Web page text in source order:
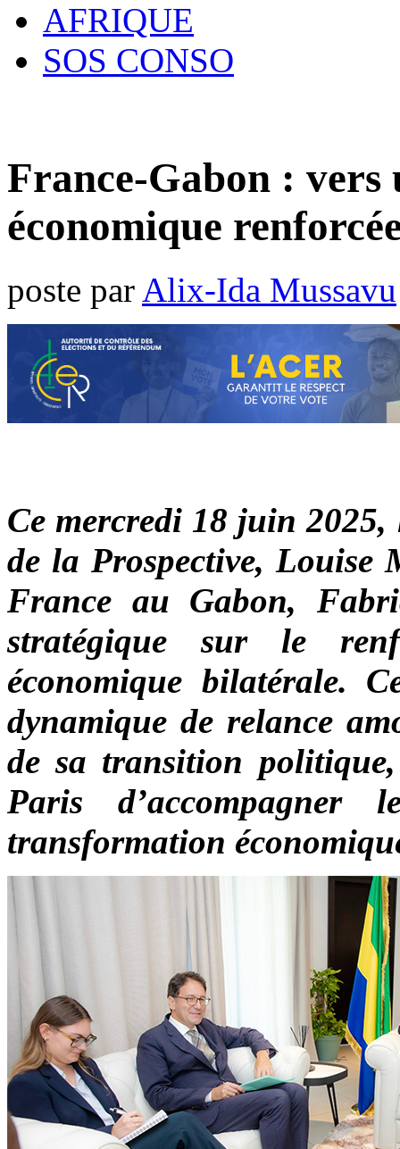
AFRIQUE
SOS CONSO
France-Gabon : vers
économique
poste par Alix-Ida Mussavu
Ce mercredi 18 juin
de la Prospective, Louise
France au Gabon,
stratégique sur le
économique bilatérale.
dynamique de relance
de sa transition
Paris
transformation